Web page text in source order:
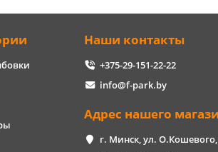
Наши контакты
+375-29-151-22-22
info@f-park.by
Адрес нашего
г. Минск, ул.